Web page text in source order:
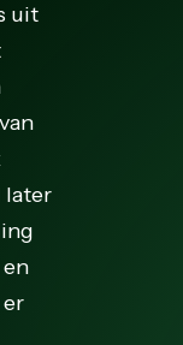
uit
later